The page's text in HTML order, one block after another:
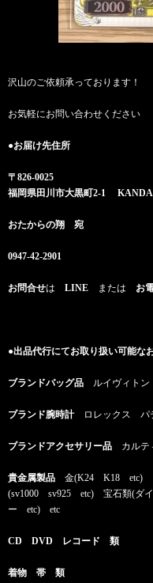
沢山のご依頼承っております！
お気軽にお問い合わせください
●お届け先住所
〒826-0025
福岡県田川市大黒町2-1 KANDA
おたからの翔 宛
0947-42-2901
お問合せは LINE または お
●出品代行にてお取り扱い可能な
ブランドバッグ品 ルイヴィト
ブランド腕時計ロレックス パ
ブランドアクセサリー品 カルテ
貴金属製品 金(K24 K18 etc)
(sv1000 sv925 etc) 宝石類(ダ
ー etc) etc
CD DVD レコード 類
着物 帯 類